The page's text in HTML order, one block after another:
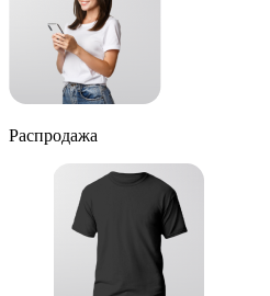
Распродажа